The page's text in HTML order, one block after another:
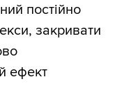
постійно
закривати
ефект